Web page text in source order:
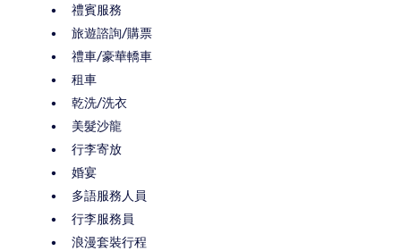
禮賓服務
旅遊諮詢/購票
禮車/豪華轎車
租車
乾洗/洗衣
美髮沙龍
行李寄放
婚宴
多語服務人員
行李服務員
浪漫套裝行程